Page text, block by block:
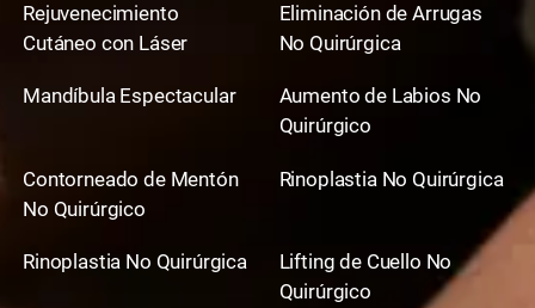
Rejuvenecimiento
Cutáneo con Láser
Eliminación de Arrugas
No Quirúrgica
Mandíbula Espectacular
Aumento de Labios No
Quirúrgico
Contorneado de Mentón
No Quirúrgico
Rinoplastia No Quirúrgica
Rinoplastia No Quirúrgica
Lifting de Cuello No
Quirúrgico